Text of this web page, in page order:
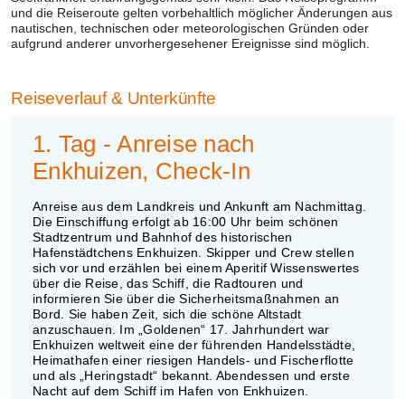
und die Reiseroute gelten vorbehaltlich möglicher Änderungen aus
nautischen, technischen oder meteorologischen Gründen oder
aufgrund anderer unvorhergesehener Ereignisse sind möglich.
Reiseverlauf& Unterkünfte
1. Tag - Anreise nach
Enkhuizen, Check-In
Anreise aus dem Landkreis und Ankunft am Nachmittag.
Die Einschiffung erfolgt ab 16:00 Uhr beim schönen
Stadtzentrum und Bahnhof des historischen
Hafenstädtchens Enkhuizen. Skipper und Crew stellen
sich vor und erzählen bei einem Aperitif Wissenswertes
über die Reise, das Schiff, die Radtouren und
informieren Sie über die Sicherheitsmaßnahmen an
Bord. Sie haben Zeit, sich die schöne Altstadt
anzuschauen. Im „Goldenen“ 17. Jahrhundert war
Enkhuizen weltweit eine der führenden Handelsstädte,
Heimathafen einer riesigen Handels- und Fischerflotte
und als „Heringstadt“ bekannt. Abendessen und erste
Nacht auf dem Schiff im Hafen von Enkhuizen.